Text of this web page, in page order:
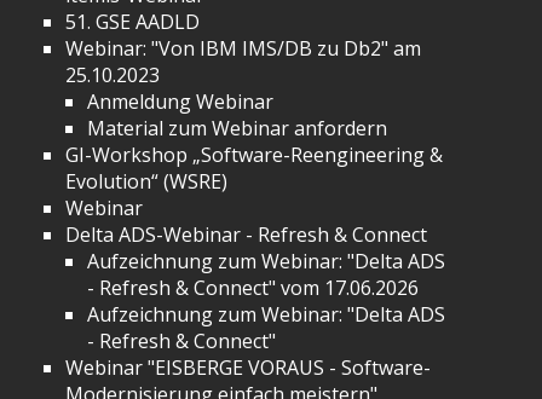
51. GSE AADLD
Webinar: "Von IBM IMS/DB zu Db2" am
25.10.2023
Anmeldung Webinar
Material zum Webinar anfordern
GI-Workshop „Software-Reengineering &
Evolution“ (WSRE)
Webinar
Delta ADS-Webinar - Refresh & Connect
Aufzeichnung zum Webinar: "Delta ADS
- Refresh & Connect" vom 17.06.2026
Aufzeichnung zum Webinar: "Delta ADS
- Refresh & Connect"
Webinar "EISBERGE VORAUS - Software-